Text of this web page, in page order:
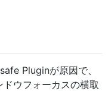
Pluginが原因で、
ウフォーカスの横取